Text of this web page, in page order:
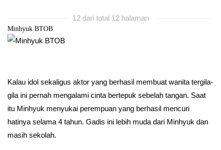
12 dari total 12 halaman
Minhyuk BTOB
Kalau idol sekaligus aktor yang berhasil membuat wanita tergila-
gila ini pernah mengalami cinta bertepuk sebelah tangan. Saat
itu Minhyuk menyukai perempuan yang berhasil mencuri
hatinya selama 4 tahun. Gadis ini lebih muda dari Minhyuk dan
masih sekolah.